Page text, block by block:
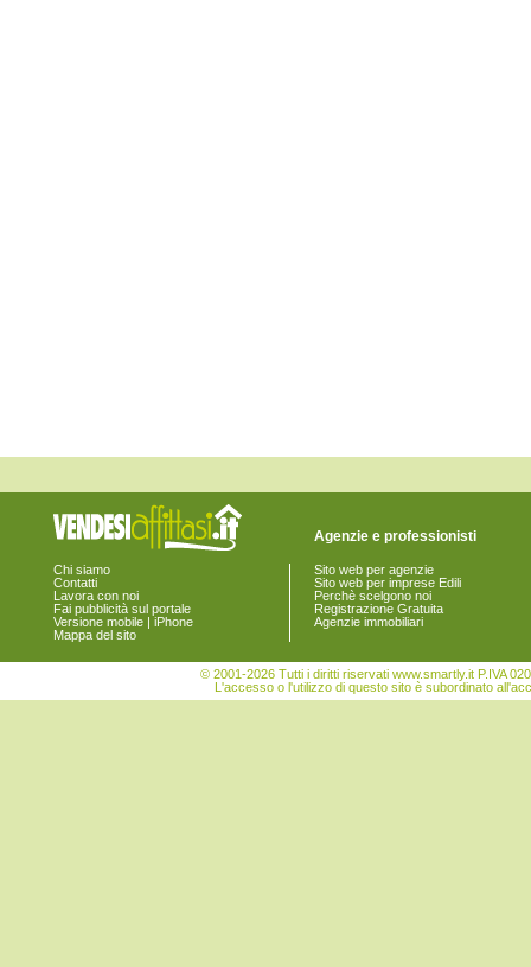
Scafa
Spoltore
Torre de' Passeri
Turrivalignani
Villa Celiera
Chi siamo
Contatti
Lavora con noi
Fai pubblicità sul portale
Versione mobile | iPhone
Mappa del sito
Agenzie e professionisti
Sito web per agenzie
Sito web per imprese Edili
Perchè scelgono noi
Registrazione Gratuita
Agenzie immobiliari
© 2001-2026 Tutti i diritti riservati www.smartly.it P.IVA
L'accesso o l'utilizzo di questo sito è subordinato